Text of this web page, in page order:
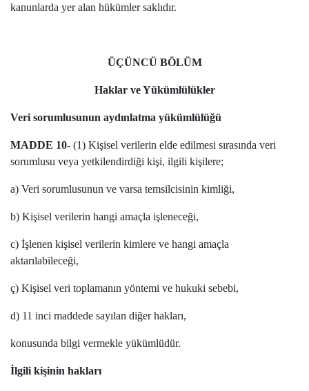
kanunlarda yer alan hükümler saklıdır.
ÜÇÜNCÜ BÖLÜM
Haklar ve Yükümlülükler
Veri sorumlusunun aydınlatma yükümlülüğü
MADDE 10- (1) Kişisel verilerin elde edilmesi sırasında veri
sorumlusu veya yetkilendirdiği kişi, ilgili kişilere;
a) Veri sorumlusunun ve varsa temsilcisinin kimliği,
b) Kişisel verilerin hangi amaçla işleneceği,
c) İşlenen kişisel verilerin kimlere ve hangi amaçla
aktarılabileceği,
ç) Kişisel veri toplamanın yöntemi ve hukuki sebebi,
d) 11 inci maddede sayılan diğer hakları,
konusunda bilgi vermekle yükümlüdür.
İlgili kişinin hakları